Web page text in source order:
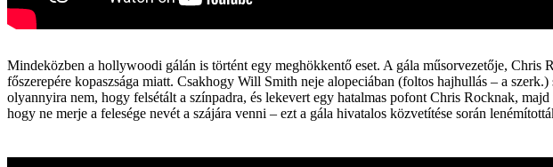
Mindeközben a hollywoodi gálán is történt egy meghökkentő eset. A gála műsorvezetője, Chris
főszerepére kopaszsága miatt. Csakhogy Will Smith neje alopeciában (foltos hajhullás – a
olyannyira nem, hogy felsétált a színpadra, és lekevert egy hatalmas pofont Chris Rocknak,
hogy ne merje a felesége nevét a szájára venni – ezt a gála hivatalos közvetítése során